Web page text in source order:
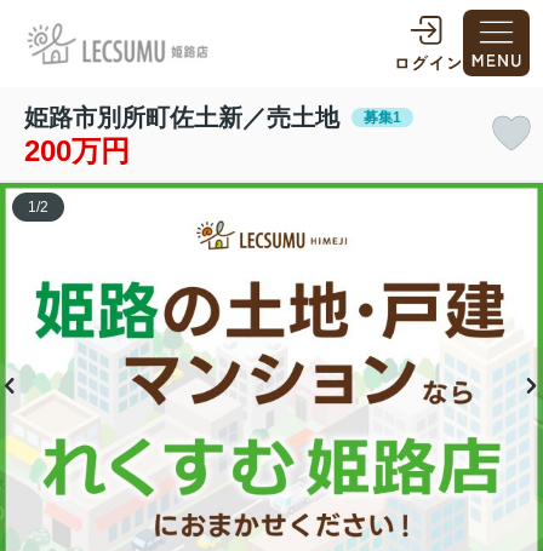
姫路市別所町佐土新／売土地 募集1
200万円
1 /2